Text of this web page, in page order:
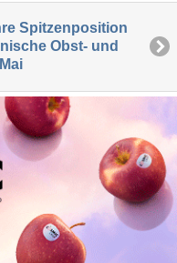
Spitzenposition
Obst- und